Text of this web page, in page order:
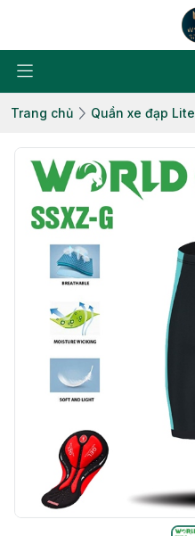
Trang chủ Quần xe đạp Lite